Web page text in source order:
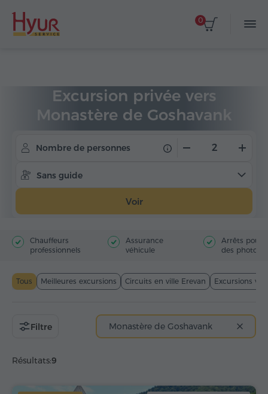
0
Excursion privée vers
Monastère de Goshavank
Nombre de personnes
Sans guide
Voir
Chauffeurs
professionnels
Assurance
véhicule
Arrêts pour
des photos
Tous Meilleures excursions Circuits en ville Erevan Excursions
Résultats:9
Filtre Monastère de Goshavank